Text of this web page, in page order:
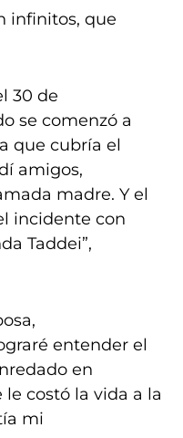
infinitos, que
30 de
se comenzó a
que cubría el
amigos,
madre. Y el
incidente con
Taddei”,
entender el
en
costó la vida a la
mi